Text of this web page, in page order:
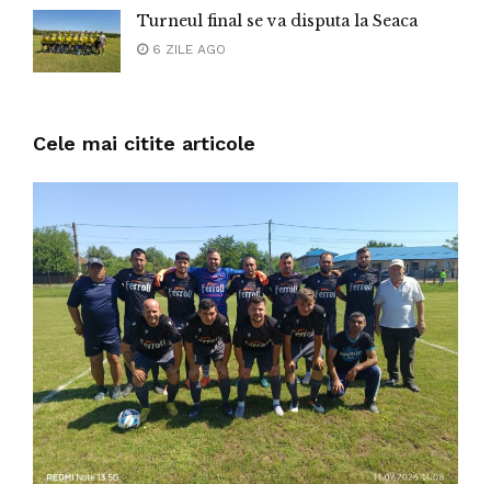
Turneul final se va disputa la Seaca
6 ZILE AGO
Cele mai citite articole